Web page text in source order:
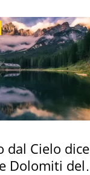
dal Cielo dice
Dolomiti del